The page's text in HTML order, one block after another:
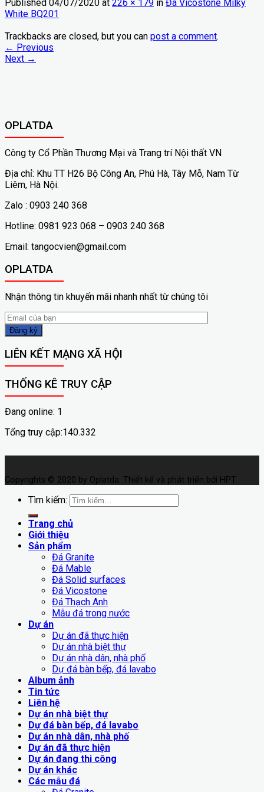
Published 04/07/2020 at 226 × 179 in Đá Vicostone Milky
White BQ201
Trackbacks are closed, but you can post a comment.
← Previous
Next →
OPLATDA
Công ty Cổ Phần Thương Mại và Trang trí Nội thất VN
Địa chỉ: Khu TT H26 Bộ Công An, Phú Hà, Tây Mỗ, Nam Từ
Liêm, Hà Nội.
Zalo : 0903 240 368
Hotline: 0981 923 068 – 0903 240 368
Email: tangocvien@gmail.com
OPLATDA
Nhận thông tin khuyến mãi nhanh nhất từ chúng tôi
LIÊN KẾT MẠNG XÃ HỘI
THỐNG KÊ TRUY CẬP
Đang online: 1
Tổng truy cập:140.332
Copyrights © 2020 by Oplatda. Thiết kế và phát triển bởi HPT
Tìm kiếm:
Trang chủ
Giới thiệu
Sản phẩm
Đá Granite
Đá Mable
Đá Solid surfaces
Đá Vicostone
Đá Thạch Anh
Mẫu đá trong nước
Dự án
Dự án đã thực hiện
Dự án nhà biệt thự
Dự án nhà dân, nhà phố
Dự đá bàn bếp, đá lavabo
Album ảnh
Tin tức
Liên hệ
Dự án nhà biệt thự
Dự đá bàn bếp, đá lavabo
Dự án nhà dân, nhà phố
Dự án đã thực hiện
Dự án đang thi công
Dự án khác
Các mẫu đá